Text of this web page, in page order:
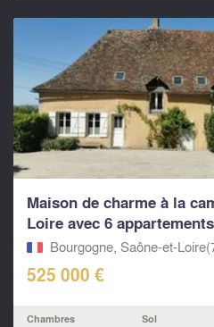
Maison de charme à la
Loire avec 6
Bourgogne, Saône-et-
525 000 €
Chambres Sol